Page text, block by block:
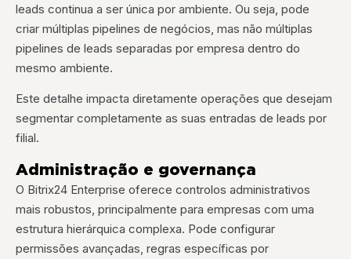
leads continua a ser única por ambiente. Ou seja, pode
criar múltiplas pipelines de negócios, mas não múltiplas
pipelines de leads separadas por empresa dentro do
mesmo ambiente.
Este detalhe impacta diretamente operações que desejam
segmentar completamente as suas entradas de leads por
filial.
Administração e governança
O Bitrix24 Enterprise oferece controlos administrativos
mais robustos, principalmente para empresas com uma
estrutura hierárquica complexa. Pode configurar
permissões avançadas, regras específicas por